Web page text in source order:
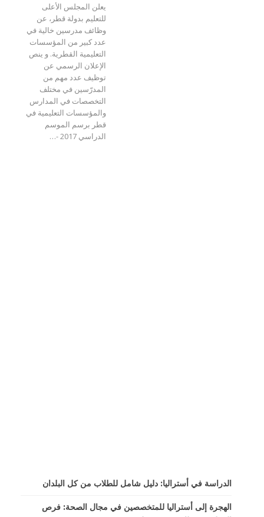
يعلن المجلس الأعلى
للتعليم بدولة قطر، عن
وظائف مدرسين خالية في
عدد كبير من المؤسسات
التعليمية القطرية. و ينص
الإعلان الرسمي عن
توظيف عدد مهم من
المدرّسين في مختلف
التخصصات في المدارس
والمؤسسات التعليمية في
قطر برسم الموسم
الدراسي 2017 -…
الدراسة في أستراليا: دليل شامل للطلاب من كل البلدان
الهجرة إلى أستراليا للمتخصصين في مجال الصحة: فرص